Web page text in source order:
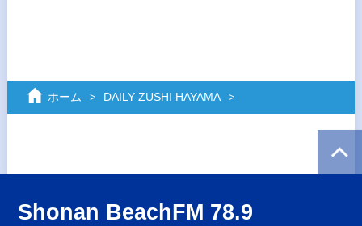
ホーム DAILY ZUSHI HAYAMA
Shonan BeachFM 78.9